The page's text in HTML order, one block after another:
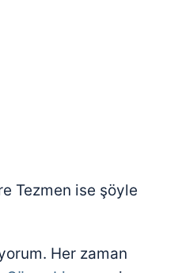
almak için lütfen
Tezmen ise şöyle
Her zaman